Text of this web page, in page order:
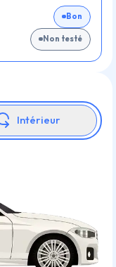
Bon
Non testé
Intérieur